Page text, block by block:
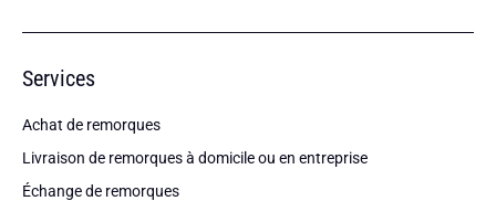
Services
Achat de remorques
Livraison de remorques à domicile ou en entreprise
Échange de remorques